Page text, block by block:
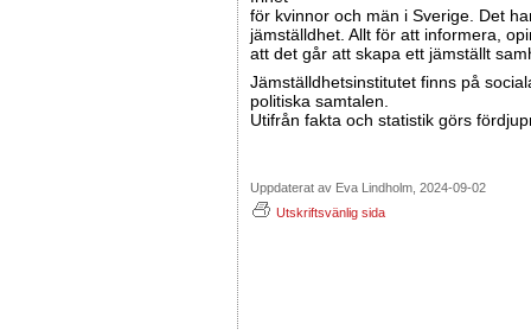
för kvinnor och män i Sverige. Det
jämställdhet. Allt för att informera,
att det går att skapa ett jämställt
Jämställdhetsinstitutet finns på
politiska samtalen.
Utifrån fakta och statistik görs
Uppdaterat av Eva Lindholm, 2024-09-02
Utskriftsvänlig sida